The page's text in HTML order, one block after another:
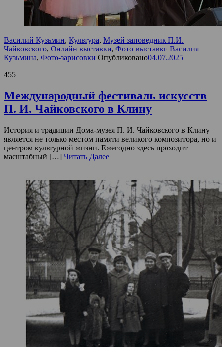
Василий Кузьмин, Культура, Музей заповедник П.И.
Чайковского, Онлайн выставки, Фото-выставки Василия
Кузьмина, Фото-зарисовки Опубликовано04.07.2025
455
Международный фестиваль искусств
П. И. Чайковского в Клину
История и традиции Дома-музея П. И. Чайковского в Клину
является не только местом памяти великого композитора, но и
центром культурной жизни. Ежегодно здесь проходит
масштабный […] Читать Далее